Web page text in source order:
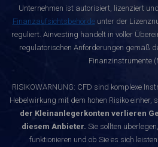
Unternehmen ist autorisiert, lizenziert
Finanzaufsichtsbehördeunter der
reguliert. Ainvesting handelt in voller
regulatorischen Anforderungen gemäß
Finanzinstrumente
RISIKOWARNUNG: CFD sind komplexe
Hebelwirkung mit dem hohen Risiko einher,
der Kleinanlegerkonten verlieren
diesem Anbieter. Sie sollten
funktionieren und ob Sie es sich